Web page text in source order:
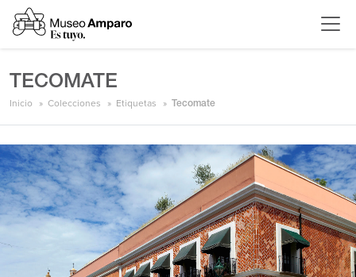
TECOMATE
Inicio Colecciones Etiquetas Tecomate